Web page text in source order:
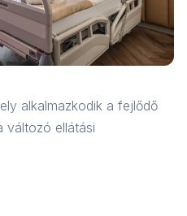
alkalmazkodik a fejlődő
változó ellátási